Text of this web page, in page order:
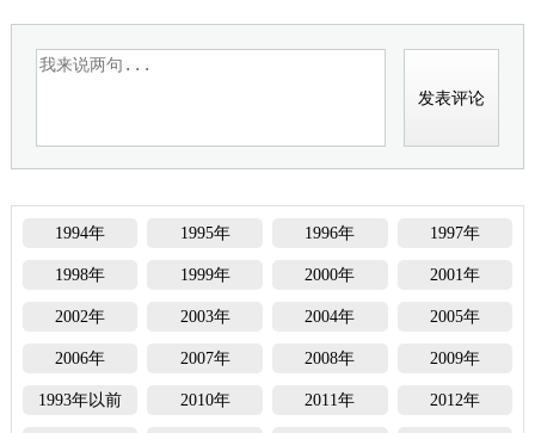
置
1994年 1995年 1996年 1997年
1998年 1999年 2000年 2001年
2002年 2003年 2004年 2005年
2006年 2007年 2008年 2009年
1993年以前 2010年 2011年 2012年